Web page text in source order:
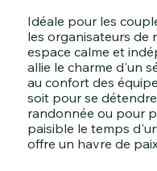
Idéale pour les
les organisateurs de
espace calme et
allie le charme d'un
au confort des
soit pour se
randonnée ou pour
paisible le temps
offre un havre de